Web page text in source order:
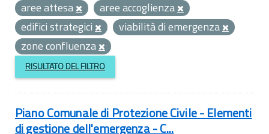
aree attesa
aree accoglienza
edifici strategici
viabilità di emergenza
zone confluenza
RISULTATO DEL FILTRO
Piano Comunale di Protezione Civile - Elementi
di gestione dell'emergenza - C...